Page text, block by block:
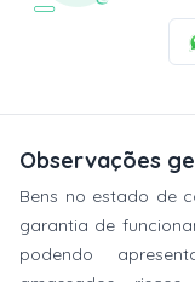
Observações
Bens no estado de
garantia de
podendo